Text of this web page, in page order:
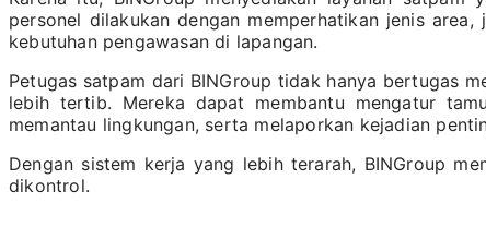
personel dilakukan dengan memperhatikan jenis
kebutuhan pengawasan di lapangan.
Petugas satpam dari BINGroup tidak hanya bertugas
lebih tertib. Mereka dapat membantu mengatur
memantau lingkungan, serta melaporkan kejadian
Dengan sistem kerja yang lebih terarah, BINGroup
dikontrol.